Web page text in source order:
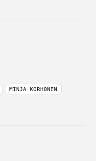
MINJA KORHONEN